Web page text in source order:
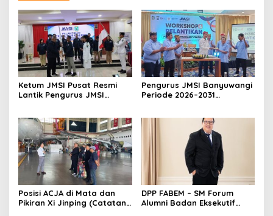
Ketum JMSI Pusat Resmi
Lantik Pengurus JMSI
Pengurus JMSI Banyuwangi
Periode 2026–2031
Investasi Daerah
Posisi ACJA di Mata dan
Pikiran Xi Jinping (Catatan
DPP FABEM – SM Forum
Alumni Badan Eksekutif